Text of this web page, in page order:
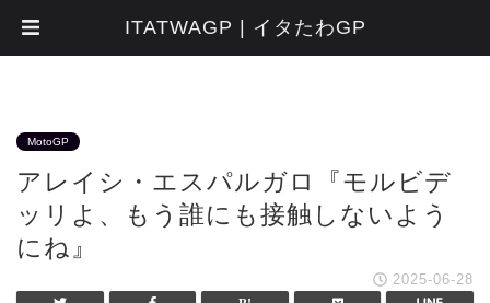
MotoGP
アレイシ・エスパルガロ『モルビデ
ッリよ、もう誰にも接触しないよう
にね』
2025-06-28
ITATWAGP | イタたわGP